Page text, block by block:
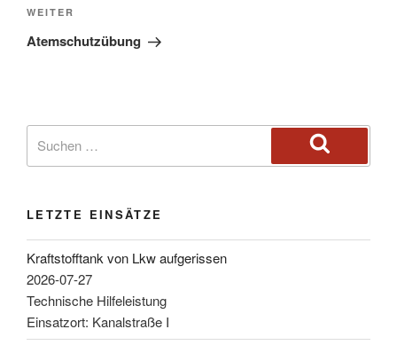
WEITER
Atemschutzübung
LETZTE EINSÄTZE
Kraftstofftank von Lkw aufgerissen
2026-07-27
Technische Hilfeleistung
Einsatzort: Kanalstraße I